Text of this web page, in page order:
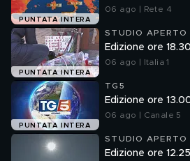
PUNTATA INTERA
06 ago | Rete 4
PUNTATA INTERA
STUDIO APERTO
Edizione ore
06 ago | Italia 1
PUNTATA INTERA
TG5
Edizione ore
06 ago | Canale 5
STUDIO APERTO
Edizione ore